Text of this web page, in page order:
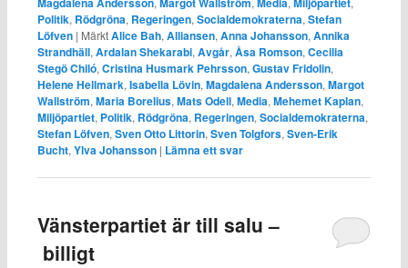
Politik, Rödgröna, Regeringen, Socialdemokraterna, Stefan
Löfven | MärktAlice Bah, Alliansen, Anna Johansson, Annika
Strandhäll, Ardalan Shekarabi, Avgår, Åsa Romson, Cecilia
Stegö Chiló, Cristina Husmark Pehrsson, Gustav Fridolin,
Helene Hellmark, Isabella Lövin, Magdalena Andersson, Margot
Wallström, Maria Borelius, Mats Odell, Media, Mehemet Kaplan,
Miljöpartiet, Politik, Rödgröna, Regeringen, Socialdemokraterna,
Stefan Löfven, Sven Otto Littorin, Sven Tolgfors, Sven-Erik
Bucht, Ylva Johansson | Lämna ett svar
Vänsterpartiet är till salu –
billigt